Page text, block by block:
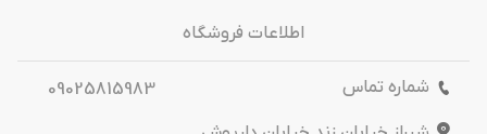
اطلاعات فروشگاه
شماره تماس
09025815983